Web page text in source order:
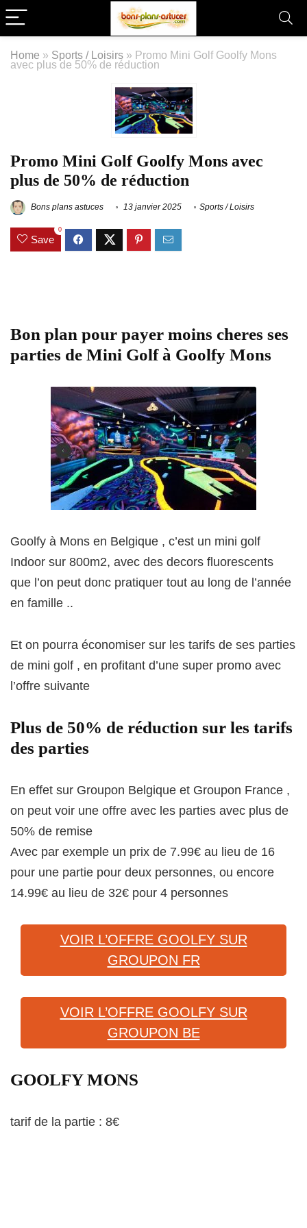
Home » Sports / Loisirs » Promo Mini Golf Goolfy Mons
avec plus de 50% de réduction
Promo Mini Golf Goolfy Mons avec
plus de 50% de réduction
Bons plans astuces 13 janvier 2025 Sports / Loisirs
Save
0
Bon plan pour payer moins cheres ses
parties de Mini Golf à Goolfy Mons
Goolfy à Mons en Belgique , c’est un mini golf
Indoor sur 800m2, avec des decors fluorescents
que l’on peut donc pratiquer tout au long de l’année
en famille ..
Et on pourra économiser sur les tarifs de ses parties
de mini golf , en profitant d’une super promo avec
l’offre suivante
Plus de 50% de réduction sur les tarifs
des parties
En effet sur Groupon Belgique et Groupon France ,
on peut voir une offre avec les parties avec plus de
50% de remise
Avec par exemple un prix de 7.99€ au lieu de 16
pour une partie pour deux personnes, ou encore
14.99€ au lieu de 32€ pour 4 personnes
VOIR L’OFFRE GOOLFY SUR
GROUPON FR
VOIR L’OFFRE GOOLFY SUR
GROUPON BE
GOOLFY MONS
tarif de la partie : 8€